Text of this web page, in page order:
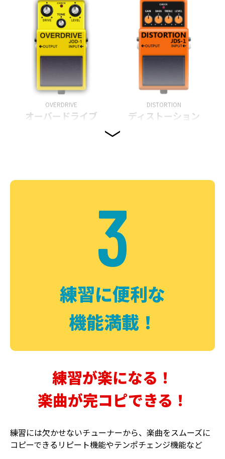
OVERDRIVE
オーバードライブ
DISTORTION
ディストーション
DELAY PHASER
3
練習に便利な
機能満載！
練習が楽になる！
楽曲が完コピできる！
練習には欠かせないチューナーから、楽曲をスムーズに
コピーできるリピート機能やテンポチェンジ機能など